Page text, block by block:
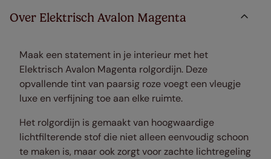
Over Elektrisch Avalon Magenta
Maak een statement in je interieur met het
Elektrisch Avalon Magenta rolgordijn. Deze
opvallende tint van paarsig roze voegt een vleugje
luxe en verfijning toe aan elke ruimte.
Het rolgordijn is gemaakt van hoogwaardige
lichtfilterende stof die niet alleen eenvoudig schoon
te maken is, maar ook zorgt voor zachte lichtregeling